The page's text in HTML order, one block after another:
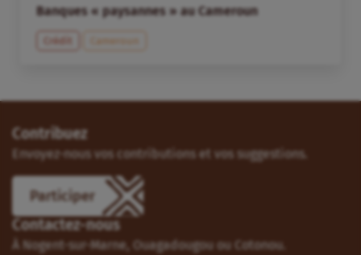
Banques « paysannes » au Cameroun
Crédit Cameroun
Contribuez
Envoyez-nous vos contributions et vos suggestions.
Participer
Contactez-nous
À Nogent-sur-Marne, Ouagadougou ou Cotonou.